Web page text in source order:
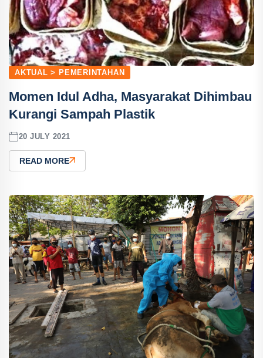
AKTUAL > PEMERINTAHAN
Momen Idul Adha, Masyarakat Dihimbau
Kurangi Sampah Plastik
20 JULY 2021
READ MORE